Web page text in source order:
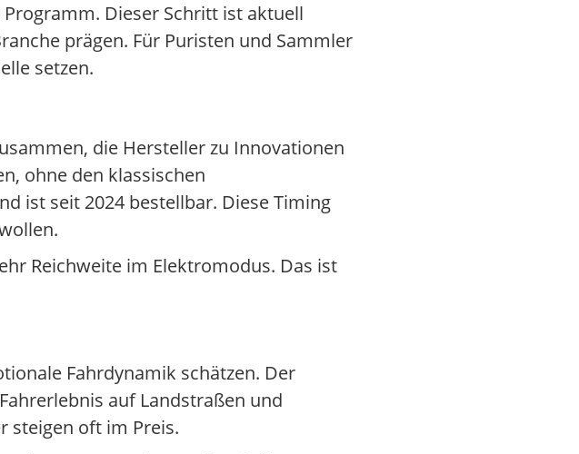
Dieser Schritt ist aktuell
prägen. Für Puristen und Sammler
setzen.
die Hersteller zu Innovationen
ohne den klassischen
ist seit 2024 bestellbar. Diese Timing
Reichweite im Elektromodus. Das ist
Fahrdynamik schätzen. Der
auf Landstraßen und
steigen oft im Preis.